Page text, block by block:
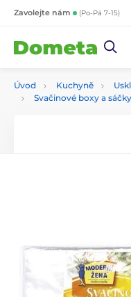
Zavolejte nám (Po-Pá 7-15)
Úvod Kuchyně
Svačinové boxy a sáčky